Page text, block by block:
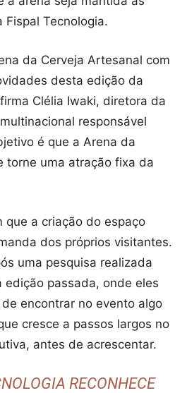
Fispal Tecnologia.
da Cerveja Artesanal com
desta edição da
Clélia Iwaki, diretora da
responsável
é que a Arena da
torne uma atração fixa da
que a criação do espaço
dos próprios visitantes.
uma pesquisa realizada
edição passada, onde eles
encontrar no evento algo
cresce a passos largos no
antes de acrescentar.
RECONHECE